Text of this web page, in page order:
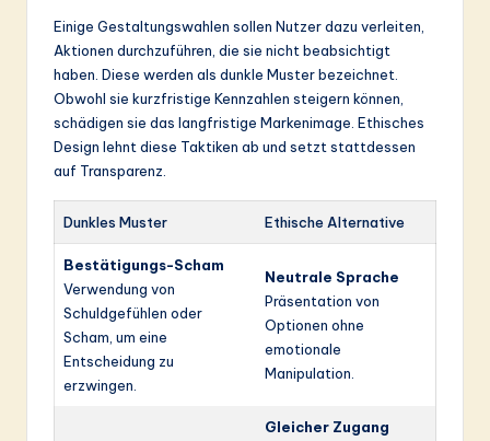
Einige Gestaltungswahlen sollen Nutzer dazu verleiten,
Aktionen durchzuführen, die sie nicht beabsichtigt
haben. Diese werden als dunkle Muster bezeichnet.
Obwohl sie kurzfristige Kennzahlen steigern können,
schädigen sie das langfristige Markenimage. Ethisches
Design lehnt diese Taktiken ab und setzt stattdessen
auf Transparenz.
Dunkles Muster Ethische Alternative
Bestätigungs-Scham
Verwendung von
Schuldgefühlen oder
Scham, um eine
Entscheidung zu
erzwingen.
Neutrale Sprache
Präsentation von
Optionen ohne
emotionale
Manipulation.
Gleicher Zugang